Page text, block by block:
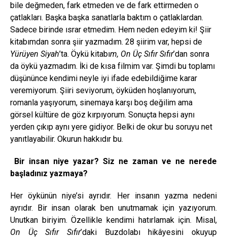
bile değmeden, fark etmeden ve de fark ettirmeden o
çatlakları. Başka başka sanatlarla baktım o çatlaklardan.
Sadece birinde ısrar etmedim. Hem neden edeyim ki! Şiir
kitabımdan sonra şiir yazmadım. 28 şiirim var, hepsi de
Yürüyen Siyah’ta. Öykü kitabım, On Üç Sıfır Sıfır’dan sonra
da öykü yazmadım. İki de kısa filmim var. Şimdi bu toplamı
düşününce kendimi neyle iyi ifade edebildiğime karar
veremiyorum. Şiiri seviyorum, öyküden hoşlanıyorum,
romanla yaşıyorum, sinemaya karşı boş değilim ama
görsel kültüre de göz kırpıyorum. Sonuçta hepsi aynı
yerden çıkıp aynı yere gidiyor. Belki de okur bu soruyu net
yanıtlayabilir. Okurun hakkıdır bu.
Bir insan niye yazar? Siz ne zaman ve ne nerede
başladınız yazmaya?
Her öykünün niye’si ayrıdır. Her insanın yazma nedeni
ayrıdır. Bir insan olarak ben unutmamak için yazıyorum.
Unutkan biriyim. Özellikle kendimi hatırlamak için. Misal,
On Üç Sıfır Sıfır’daki Buzdolabı hikâyesini okuyup